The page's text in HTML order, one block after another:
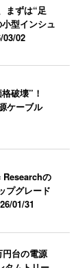
まずは“足
型インシュ
03/02
破壊”！
ケーブル
の
プグレード
01/31
台の電源